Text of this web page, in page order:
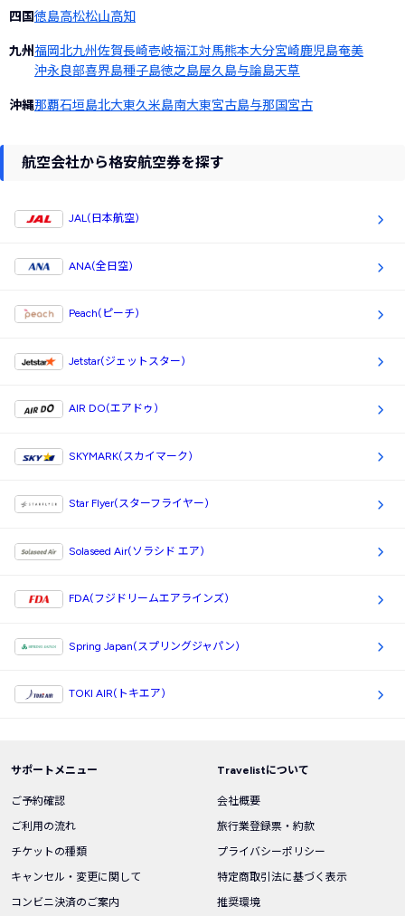
四国徳島高松松山高知
九州福岡北九州佐賀長崎壱岐福江対馬熊本大分宮崎鹿児島奄美
沖永良部喜界島種子島徳之島屋久島与論島天草
沖縄那覇石垣島北大東久米島南大東宮古島与那国宮古
航空会社から格安航空券を探す
JAL(日本航空)
ANA(全日空)
Peach(ピーチ)
Jetstar(ジェットスター)
AIR DO(エアドゥ)
SKYMARK(スカイマーク)
Star Flyer(スターフライヤー)
Solaseed Air(ソラシド エア)
FDA(フジドリームエアラインズ)
Spring Japan(スプリングジャパン)
TOKI AIR(トキエア)
サポートメニュー
ご予約確認
ご利用の流れ
チケットの種類
キャンセル・変更に関して
コンビニ決済のご案内
Travelistについて
会社概要
旅行業登録票・約款
プライバシーポリシー
特定商取引法に基づく表示
推奨環境